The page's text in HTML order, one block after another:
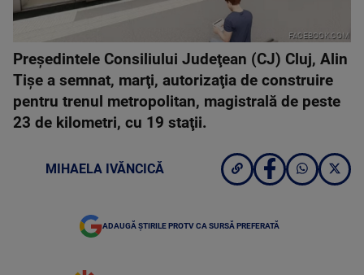
FACEBOOK.COM
Preşedintele Consiliului Judeţean (CJ) Cluj, Alin
Tişe a semnat, marţi, autorizaţia de construire
pentru trenul metropolitan, magistrală de peste
23 de kilometri, cu 19 staţii.
MIHAELA IVĂNCICĂ
ADAUGĂ ȘTIRILE PROTV CA SURSĂ PREFERATĂ